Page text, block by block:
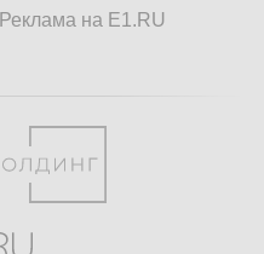
Реклама на E1.RU